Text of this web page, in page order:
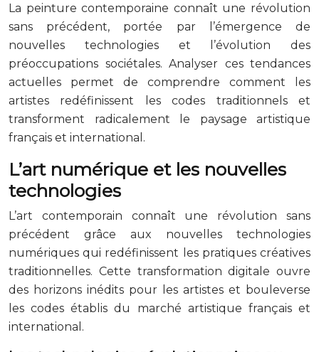
La peinture contemporaine connaît une révolution
sans précédent, portée par l’émergence de
nouvelles technologies et l’évolution des
préoccupations sociétales. Analyser ces tendances
actuelles permet de comprendre comment les
artistes redéfinissent les codes traditionnels et
transforment radicalement le paysage artistique
français et international.
L’art numérique et les nouvelles
technologies
L’art contemporain connaît une révolution sans
précédent grâce aux nouvelles technologies
numériques qui redéfinissent les pratiques créatives
traditionnelles. Cette transformation digitale ouvre
des horizons inédits pour les artistes et bouleverse
les codes établis du marché artistique français et
international.